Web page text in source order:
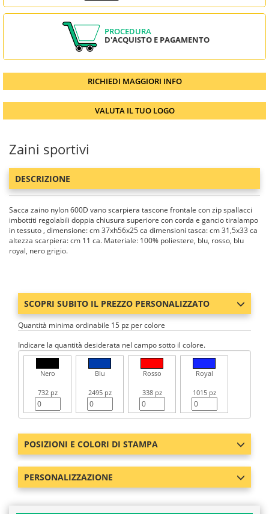
PROCEDURA
D'ACQUISTO E PAGAMENTO
RICHIEDI MAGGIORI INFO
VALUTA IL TUO LOGO
Zaini sportivi
DESCRIZIONE
Sacca zaino nylon 600D vano scarpiera tascone frontale con zip spallacci
imbottiti regolabili doppia chiusura superiore con corda e gancio tiralampo
in tessuto , dimensione: cm 37xh56x25 ca dimensioni tasca: cm 31,5x33 ca
altezza scarpiera: cm 11 ca. Materiale: 100% poliestere, blu, rosso, blu
royal, nero grigio.
SCOPRI SUBITO IL PREZZO PERSONALIZZATO
Quantità minima ordinabile 15 pz per colore
Indicare la quantità desiderata nel campo sotto il colore.
Nero
732 pz
Blu
2495 pz
Rosso
338 pz
Royal
1015 pz
POSIZIONI E COLORI DI STAMPA
PERSONALIZZAZIONE